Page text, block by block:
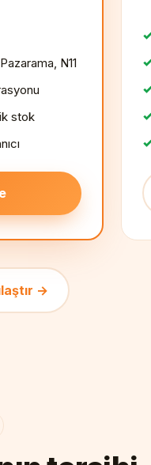
N11
stok
→